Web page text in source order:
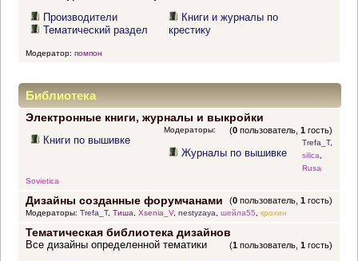
Производители
Тематический раздел
Книги и журналы по
крестику
Модератор: помпон
Библиотека
Электронные книги, журналы и выкройки
(0 пользователь,1 гость)
Книги по вышивке
Журналы по вышивке
Модераторы:
Trefa_T,
silica,
Rusa
Sovietica
Дизайны созданные форумчанами (0 пользователь,1 гость)
Модераторы: Trefa_T, Тиша, Xsenia_V, nestyzaya, шейла55, крохин
Тематическая библиотека дизайнов
(1 пользователь,1 гость)
Все дизайны определенной тематики